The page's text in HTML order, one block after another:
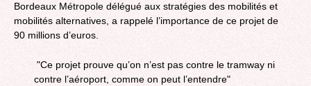
Bordeaux Métropole délégué aux stratégies des mobilités et
mobilités alternatives, a rappelé l’importance de ce projet de
90 millions d’euros.
"Ce projet prouve qu’on n’est pas contre le tramway ni
contre l’aéroport, comme on peut l’entendre"